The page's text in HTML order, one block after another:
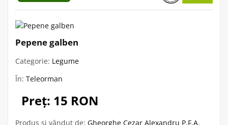
Pepene galben
Categorie: Legume
În: Teleorman
Preț: 15 RON
Produs și vândut de: Gheorghe Cezar Alexandru P.F.A.